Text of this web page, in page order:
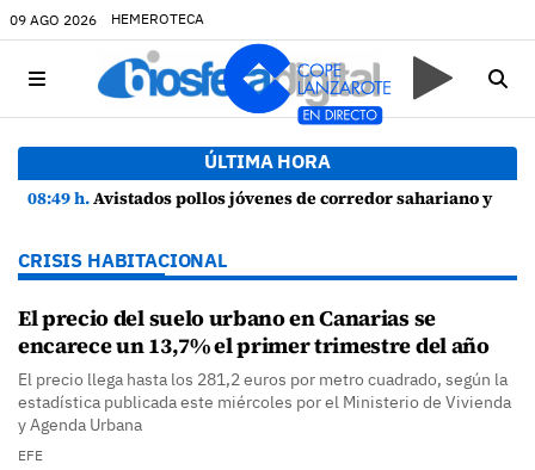
09 AGO 2026 HEMEROTECA
ÚLTIMA HORA
08:49 h.Avistados pollos jóvenes de corredor sahariano y episodios de cortejo de hubara cerca del rally de Lanzarote
CRISIS HABITACIONAL
El precio del suelo urbano en Canarias se
encarece un 13,7% el primer trimestre del año
El precio llega hasta los 281,2 euros por metro cuadrado, según la
estadística publicada este miércoles por el Ministerio de Vivienda
y Agenda Urbana
EFE